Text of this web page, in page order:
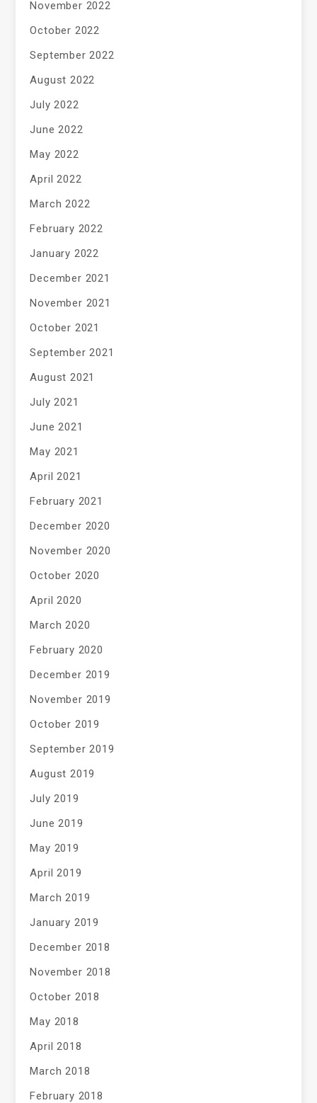
November 2022
October 2022
September 2022
August 2022
July 2022
June 2022
May 2022
April 2022
March 2022
February 2022
January 2022
December 2021
November 2021
October 2021
September 2021
August 2021
July 2021
June 2021
May 2021
April 2021
February 2021
December 2020
November 2020
October 2020
April 2020
March 2020
February 2020
December 2019
November 2019
October 2019
September 2019
August 2019
July 2019
June 2019
May 2019
April 2019
March 2019
January 2019
December 2018
November 2018
October 2018
May 2018
April 2018
March 2018
February 2018